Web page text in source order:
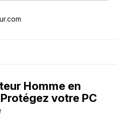
Homme en
votre PC